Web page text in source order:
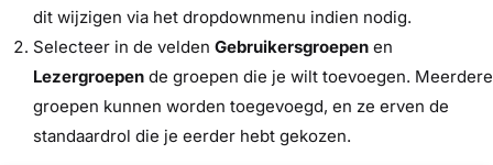
dit wijzigen via het dropdownmenu indien nodig.
Selecteer in de velden Gebruikersgroepen en
Lezergroepen de groepen die je wilt toevoegen. Meerdere
groepen kunnen worden toegevoegd, en ze erven de
standaardrol die je eerder hebt gekozen.